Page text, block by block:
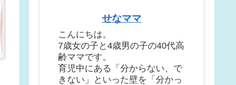
せなママ
こんにちは。
7歳女の子と4歳男の子の40代高
齢ママです。
育児中にある「分からない、で
きない」といった壁を「分かっ